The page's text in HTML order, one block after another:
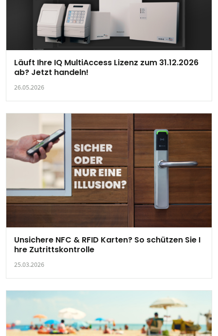
Läuft Ihre IQ MultiAccess Lizenz zum 31.12.2026
ab? Jetzt handeln!
26.05.2026
Unsichere NFC & RFID Karten? So schützen Sie I
hre Zutrittskontrolle
25.03.2026